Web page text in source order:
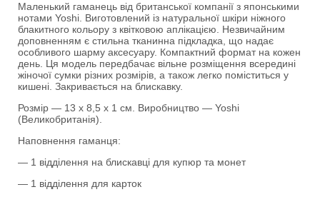
Маленький гаманець від британської компанії з японськими
нотами Yoshi. Виготовлений із натуральної шкіри ніжного
блакитного кольору з квітковою аплікацією. Незвичайним
доповненням є стильна тканинна підкладка, що надає
особливого шарму аксесуару. Компактний формат на кожен
день. Ця модель передбачає вільне розміщення всередині
жіночої сумки різних розмірів, а також легко поміститься у
кишені. Закривається на блискавку.
Розмір — 13 х 8,5 х 1 см. Виробництво — Yoshi
(Великобританія).
Наповнення гаманця:
— 1 відділення на блискавці для купюр та монет
— 1 відділення для карток